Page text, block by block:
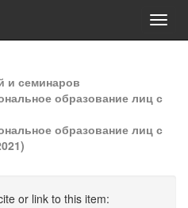
и семинаров
образование лиц с
образование лиц с
or link to this item: